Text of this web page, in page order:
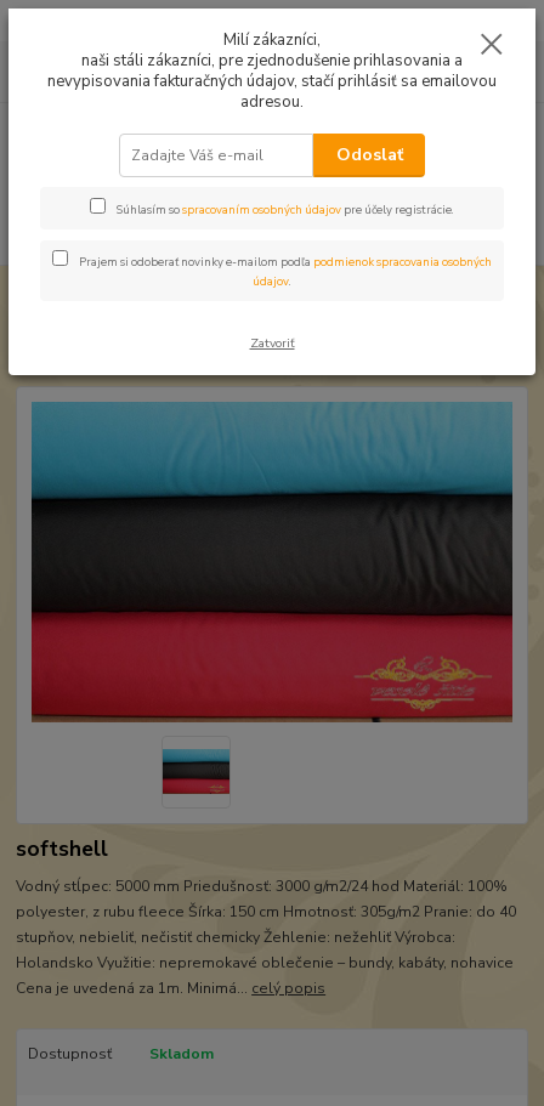
0949224331
9:00 -14:30
za0,00 EUR
Softshell Tyrkys
Softshell Tyrkys
softshell
Vodný stĺpec: 5000 mm Priedušnosť: 3000 g/m2/24 hod Materiál: 100%
polyester, z rubu fleece Šírka: 150 cm Hmotnosť: 305g/m2 Pranie: do 40
stupňov, nebieliť, nečistiť chemicky Žehlenie: nežehliť Výrobca:
Holandsko Využitie: nepremokavé oblečenie – bundy, kabáty, nohavice
Cena je uvedená za 1m. Minimá... celý popis
Dostupnosť Skladom
Milí zákazníci,
naši stáli zákazníci, pre zjednodušenie prihlasovania a
nevypisovania fakturačných údajov, stačí prihlásiť sa emailovou
adresou.
Odoslať
Súhlasím sospracovaním osobných údajov pre účely registrácie.
Prajem si odoberať novinky e-mailom podľa podmienok spracovania osobných
údajov.
Zatvoriť